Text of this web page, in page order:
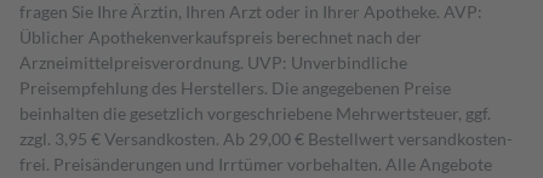
fragen Sie Ihre Ärztin, Ihren Arzt oder in Ihrer Apotheke. AVP:
Üblicher Apothekenverkaufspreis berechnet nach der
Arzneimittelpreisverordnung. UVP: Unverbindliche
Preisempfehlung des Herstellers. Die angegebenen Preise
beinhalten die gesetzlich vorgeschriebene Mehrwertsteuer, ggf.
zzgl. 3,95 € Versandkosten. Ab 29,00 € Bestell­wert versand­kosten­
frei. Preisänderungen und Irrtümer vorbehalten. Alle Angebote